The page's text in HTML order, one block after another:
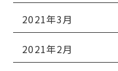
2021年3月
2021年2月